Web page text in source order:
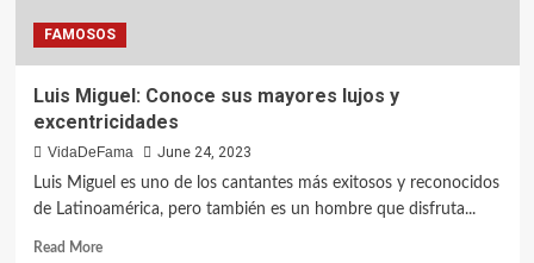
FAMOSOS
Luis Miguel: Conoce sus mayores lujos y
excentricidades
VidaDeFama
June 24, 2023
Luis Miguel es uno de los cantantes más exitosos y reconocidos
de Latinoamérica, pero también es un hombre que disfruta...
Read More